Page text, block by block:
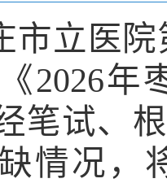
市立医
2026年
笔试、
情况，